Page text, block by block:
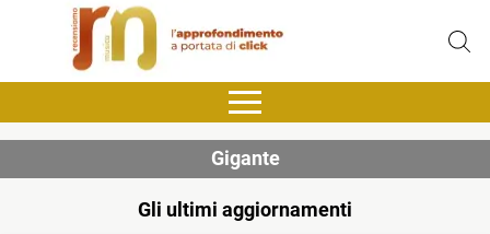
Gigante
Gli ultimi aggiornamenti